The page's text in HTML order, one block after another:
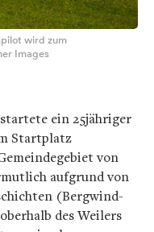
wird zum
Images
ein 25jähriger
Startplatz
von
aufgrund von
(Bergwind-
des Weilers